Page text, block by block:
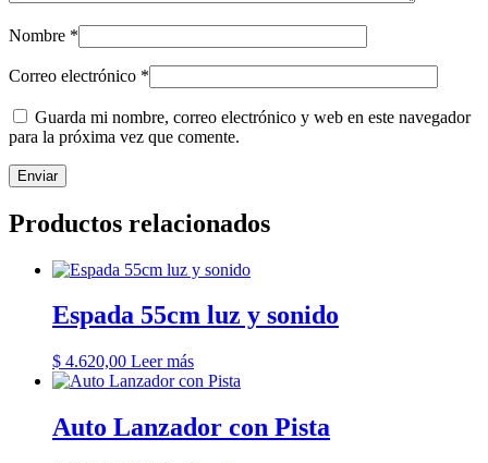
Nombre *
Correo electrónico *
Guarda mi nombre, correo electrónico y web en este navegador
para la próxima vez que comente.
Productos relacionados
Espada 55cm luz y sonido
$ 4.620,00 Leer más
Auto Lanzador con Pista